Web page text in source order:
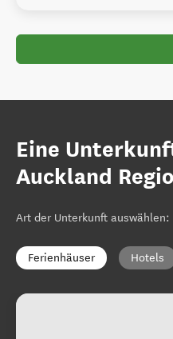
Eine
Auckland
Art der Unterkunft auswählen:
Ferienhäuser Hotels